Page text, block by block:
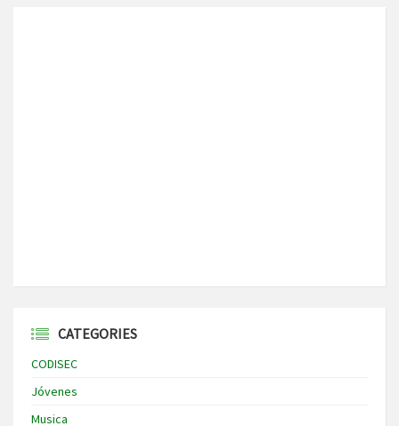
CATEGORIES
CODISEC
Jóvenes
Musica